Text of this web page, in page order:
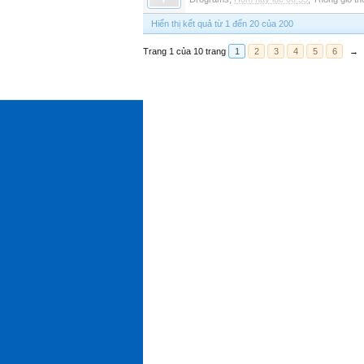
Hiển thị kết quả từ 1 đến 20 của 200
Trang 1 của 10 trang 1 2 3 4 5 6 →